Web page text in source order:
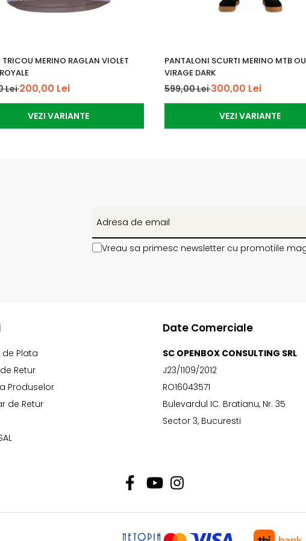
TRICOU MERINO RAGLAN VIOLET
Lei200,00 Lei
VEZI VARIANTE
PANTALONI SCURTI MERINO MTB
VIRAGE DARK
599,00 Lei300,00 Lei
VEZI VARIANTE
Vreau sa primesc newsletter cu promotiile
Plata
Retur
Produselor
de Retur
Date Comerciale
SC OPENBOX CONSULTING SRL
J23/1109/2012
RO16043571
Bulevardul IC. Bratianu, Nr. 35
Sector 3, Bucuresti